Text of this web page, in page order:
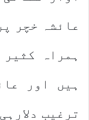
عائشہ خچر
ہمراہ
ہیں اور
ترغیب